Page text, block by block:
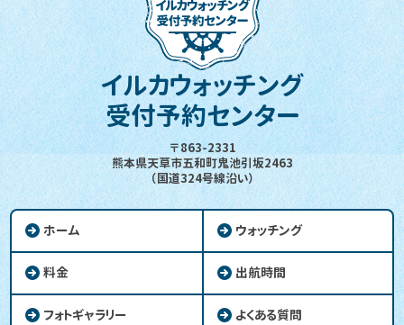
イルカウォッチング
受付予約センター
〒863-2331
熊本県天草市五和町鬼池引坂2463
（国道324号線沿い）
ホーム ウォッチング
料金 出航時間
フォトギャラリー よくある質問